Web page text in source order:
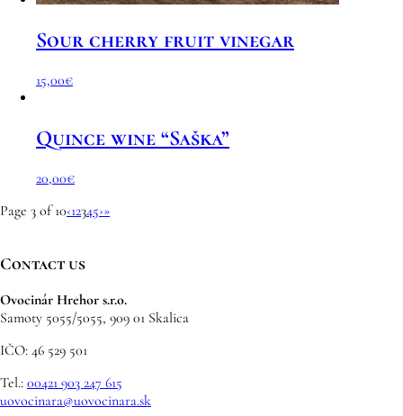
Sour cherry fruit vinegar
15,00€
Quince wine “Saška”
20,00€
Page 3 of 10‹12345›»
Contact us
Ovocinár Hrehor s.r.o.
Samoty 5055/5055, 909 01 Skalica
IČO: 46 529 501
Tel.: 00421 903 247 615
uovocinara@uovocinara.sk